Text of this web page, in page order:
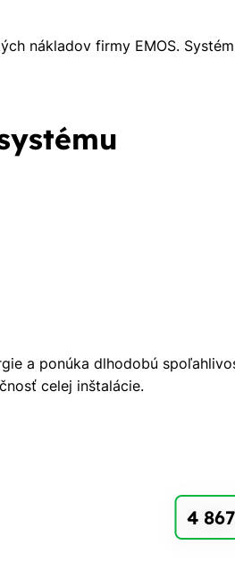
nákladov firmy EMOS.
a ponúka dlhodobú
celej inštalácie.
4 867